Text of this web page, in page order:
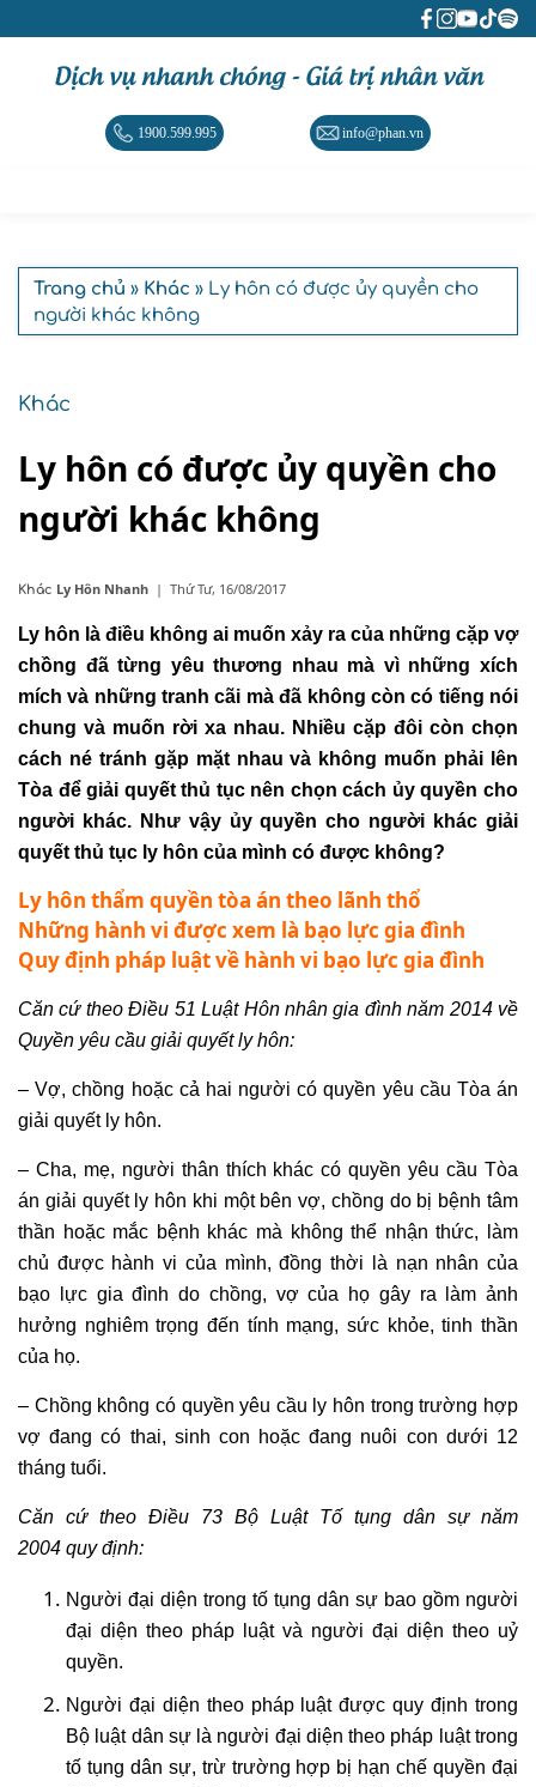
Dịch vụ nhanh chóng - Giá trị nhân văn
1900.599.995 info@phan.vn
Trang chủ » Khác » Ly hôn có được ủy quyền cho
người khác không
Khác
Ly hôn có được ủy quyền cho
người khác không
Khác Ly Hôn Nhanh | Thứ Tư, 16/08/2017
Ly hôn là điều không ai muốn xảy ra của những cặp vợ
chồng đã từng yêu thương nhau mà vì những xích
mích và những tranh cãi mà đã không còn có tiếng nói
chung và muốn rời xa nhau. Nhiều cặp đôi còn chọn
cách né tránh gặp mặt nhau và không muốn phải lên
Tòa để giải quyết thủ tục nên chọn cách ủy quyền cho
người khác. Như vậy ủy quyền cho người khác giải
quyết thủ tục ly hôn của mình có được không?
Ly hôn thẩm quyền tòa án theo lãnh thổ
Những hành vi được xem là bạo lực gia đình
Quy định pháp luật về hành vi bạo lực gia đình
Căn cứ theo Điều 51 Luật Hôn nhân gia đình năm 2014 về
Quyền yêu cầu giải quyết ly hôn:
–Vợ, chồng hoặc cả hai người có quyền yêu cầu Tòa án
giải quyết ly hôn.
– Cha, mẹ, người thân thích khác có quyền yêu cầu Tòa
án giải quyết ly hôn khi một bên vợ, chồng do bị bệnh tâm
thần hoặc mắc bệnh khác mà không thể nhận thức, làm
chủ được hành vi của mình, đồng thời là nạn nhân của
bạo lực gia đình do chồng, vợ của họ gây ra làm ảnh
hưởng nghiêm trọng đến tính mạng, sức khỏe, tinh thần
của họ.
– Chồng không có quyền yêu cầu ly hôn trong trường hợp
vợ đang có thai, sinh con hoặc đang nuôi con dưới 12
tháng tuổi.
Căn cứ theo Điều 73 Bộ Luật Tố tụng dân sự năm
2004 quy định:
Người đại diện trong tố tụng dân sự bao gồm người
đại diện theo pháp luật và người đại diện theo uỷ
quyền.
Người đại diện theo pháp luật được quy định trong
Bộ luật dân sự là người đại diện theo pháp luật trong
tố tụng dân sự, trừ trường hợp bị hạn chế quyền đại